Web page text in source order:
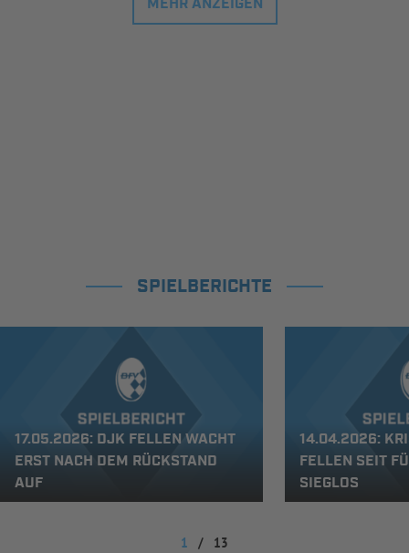
MEHR ANZEIGEN
SPIELBERICHTE
17.05.2026: DJK FELLEN WACHT
ERST NACH DEM RÜCKSTAND
AUF
14.04.2026:
FELLEN SEIT
SIEGLOS
1 / 13